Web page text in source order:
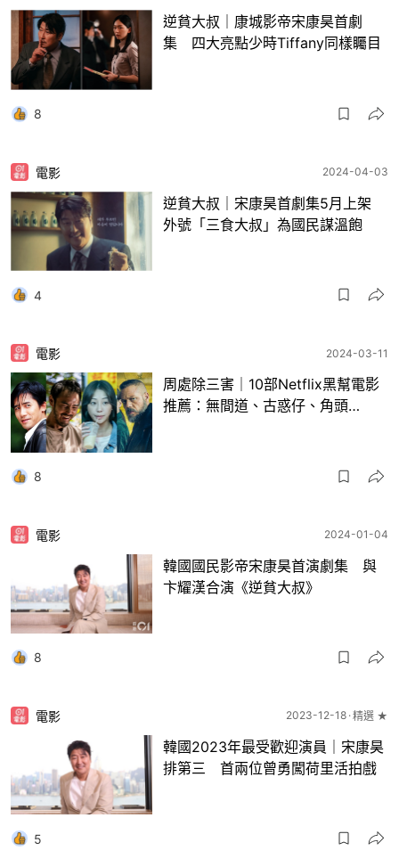
逆貧大叔｜康城影帝宋康昊首劇
集 四大亮點少時Tiffany同樣矚目
8
電影 2024-04-03
逆貧大叔｜宋康昊首劇集5月上架
外號「三食大叔」為國民謀溫飽
4
電影 2024-03-11
周處除三害｜10部Netflix黑幫電影
推薦：無間道、古惑仔、角頭…
8
電影 2024-01-04
韓國國民影帝宋康昊首演劇集 與
卞耀漢合演《逆貧大叔》
8
電影 2023-12-18 精選 ★
韓國2023年最受歡迎演員｜宋康昊
排第三 首兩位曾勇闖荷里活拍戲
5